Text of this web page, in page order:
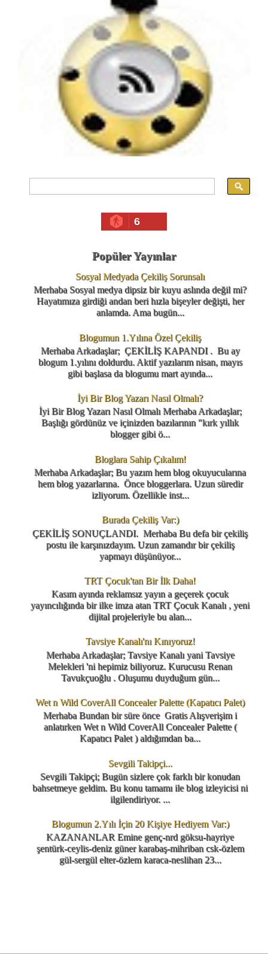
6
Popüler Yayınlar
Sosyal Medyada Çekiliş Sorunsalı
Merhaba Sosyal medya dipsiz bir kuyu aslında değil mi?
Hayatımıza girdiği andan beri hızla bişeyler değişti, her
anlamda. Ama bugün...
Blogumun 1.Yılına Özel Çekiliş
Merhaba Arkadaşlar; ÇEKİLİŞ KAPANDI . Bu ay
blogum 1.yılını doldurdu. Aktif yazılarım nisan, mayıs
gibi başlasa da blogumu mart ayında...
İyi Bir Blog Yazarı Nasıl Olmalı?
İyi Bir Blog Yazarı Nasıl Olmalı Merhaba Arkadaşlar;
Başlığı gördünüz ve içinizden bazılarının "kırk yıllık
blogger gibi ö...
Bloglara Sahip Çıkalım!
Merhaba Arkadaşlar; Bu yazım hem blog okuyucularına
hem blog yazarlarına. Önce bloggerlara. Uzun süredir
izliyorum. Özellikle inst...
Burada Çekiliş Var:)
ÇEKİLİŞ SONUÇLANDI. Merhaba Bu defa bir çekiliş
postu ile karşınızdayım. Uzun zamandır bir çekiliş
yapmayı düşünüyor...
TRT Çocuk'tan Bir İlk Daha!
Kasım ayında reklamsız yayın a geçerek çocuk
yayıncılığında bir ilke imza atan TRT Çocuk Kanalı , yeni
dijital projeleriyle bu alan...
Tavsiye Kanalı'nı Kınıyoruz!
Merhaba Arkadaşlar; Tavsiye Kanalı yani Tavsiye
Melekleri 'ni hepimiz biliyoruz. Kurucusu Renan
Tavukçuoğlu . Oluşumu duyduğum gün...
Wet n Wild CoverAll Concealer Palette (Kapatıcı Palet)
Merhaba Bundan bir süre önce Gratis Alışverişim i
anlatırken Wet n Wild CoverAll Concealer Palette (
Kapatıcı Palet ) aldığımdan ba...
Sevgili Takipçi...
Sevgili Takipçi; Bugün sizlere çok farklı bir konudan
bahsetmeye geldim. Bu konu tamamı ile blog izleyicisi ni
ilgilendiriyor. ...
Blogumun 2.Yılı İçin 20 Kişiye Hediyem Var:)
KAZANANLAR Emine genç-nrd göksu-hayriye
şentürk-ceylis-deniz güner karabaş-mihriban csk-özlem
gül-sergül elter-özlem karaca-neslihan 23...